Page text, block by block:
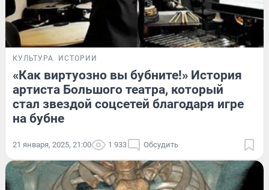
КУЛЬТУРА ИСТОРИИ
«Как виртуозно вы бубните!» История
артиста Большого театра, который
стал звездой соцсетей благодаря игре
на бубне
21 января, 2025, 21:00 1 933 Обсудить